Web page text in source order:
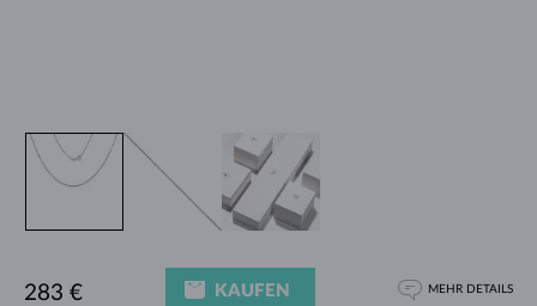
283 € KAUFEN MEHR DETAILS